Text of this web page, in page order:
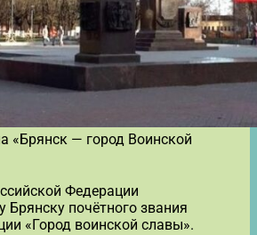
«Брянск — город Воинской
Федерации
Брянску почётного звания
«Город воинской славы».